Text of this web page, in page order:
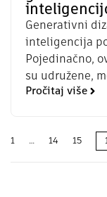
Generativni
inteligencija
Pojedinačno,
su udružene,
Pročitaj više
1 … 14 15